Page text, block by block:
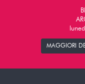
MAGGIORI